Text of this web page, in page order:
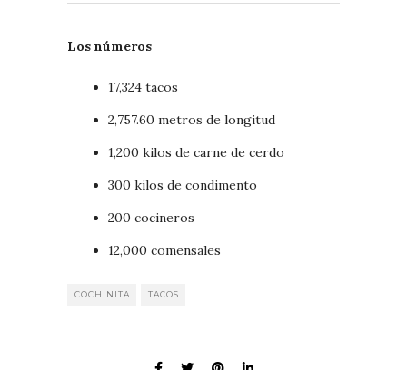
Los números
17,324 tacos
2,757.60 metros de longitud
1,200 kilos de carne de cerdo
300 kilos de condimento
200 cocineros
12,000 comensales
COCHINITA TACOS